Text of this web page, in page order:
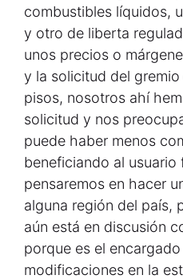
combustibles líquidos,
y otro de liberta
unos precios o
y la solicitud del
pisos, nosotros ahí
solicitud y nos
puede haber menos
beneficiando al
pensaremos en hacer
alguna región del país,
aún está en discusión
porque es el
modificaciones en la